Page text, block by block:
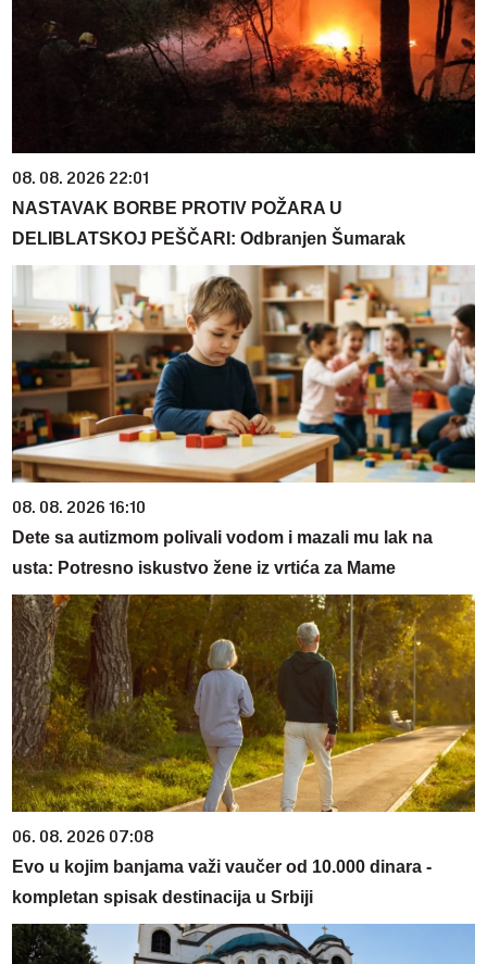
08. 08. 2026 22:01
NASTAVAK BORBE PROTIV POŽARA U
DELIBLATSKOJ PEŠČARI: Odbranjen Šumarak
08. 08. 2026 16:10
Dete sa autizmom polivali vodom i mazali mu lak na
usta: Potresno iskustvo žene iz vrtića za Mame
06. 08. 2026 07:08
Evo u kojim banjama važi vaučer od 10.000 dinara -
kompletan spisak destinacija u Srbiji